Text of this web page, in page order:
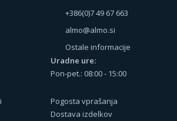
+386(0)7 49 67 663
almo@almo.si
Ostale informacije
Uradne ure:
Pon-pet.: 08:00 - 15:00
Pogosta vprašanja
Dostava izdelkov